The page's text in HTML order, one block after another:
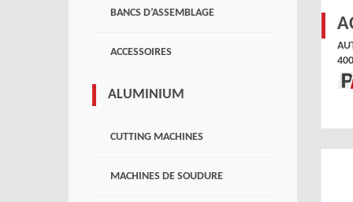
BANCS D’ASSEMBLAGE
ACCESSOIRES
ALUMINIUM
CUTTING MACHINES
MACHINES DE SOUDURE